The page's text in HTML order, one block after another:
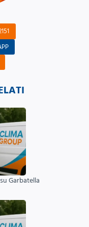
Garbatella